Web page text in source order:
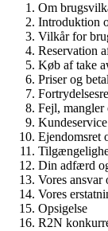
Om
Introduktion
Vilkår for
Reservation
Køb af take
Priser og
Fejl, mangler
Kundeservice
Ejendomsret
Din adfærd
Vores ansvar
Vores
Opsigelse
R2N